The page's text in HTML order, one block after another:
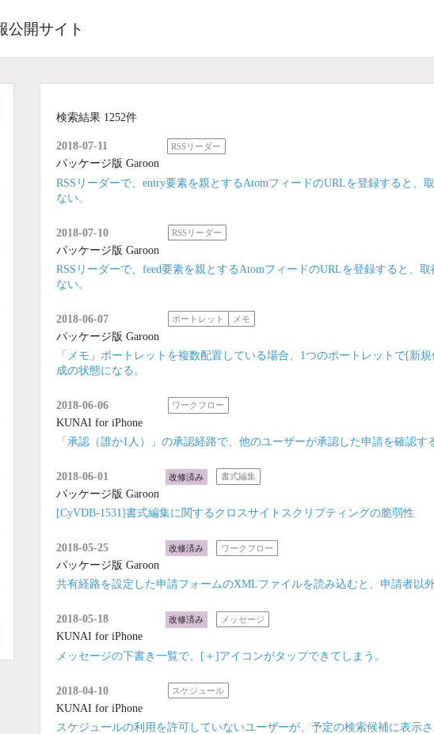
公開サイト
検索結果 1252件
2018-07-11 RSSリーダー
パッケージ版 Garoon
RSSリーダーで、entry要素を親とするAtomフィードのURLを登録すると、
ない。
2018-07-10 RSSリーダー
パッケージ版 Garoon
RSSリーダーで、feed要素を親とするAtomフィードのURLを登録すると、
ない。
2018-06-07 ポートレット メモ
パッケージ版 Garoon
「メモ」ポートレットを複数配置している場合、1つのポートレットで[新
成の状態になる。
2018-06-06 ワークフロー
KUNAI for iPhone
「承認（誰か1人）」の承認経路で、他のユーザーが承認した申請を確認
2018-06-01 改修済み 書式編集
パッケージ版 Garoon
[CyVDB-1531]書式編集に関するクロスサイトスクリプティングの脆弱性
2018-05-25 改修済み ワークフロー
パッケージ版 Garoon
共有経路を設定した申請フォームのXMLファイルを読み込むと、申請者以
2018-05-18 改修済み メッセージ
KUNAI for iPhone
メッセージの下書き一覧で、[＋]アイコンがタップできてしまう。
2018-04-10 スケジュール
KUNAI for iPhone
スケジュールの利用を許可していないユーザーが、予定の検索候補に表示